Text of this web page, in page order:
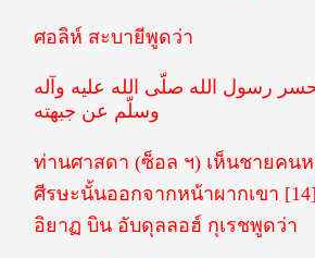
ศอลิห์ สะบายีพูดว่า
رسول الله صلّى الله عليه وآله
وسلّم عن جبهته
ท่านศาสดา (ซ็อล ฯ) เห็นชายคน
ศีรษะนั้นออกจากหน้าผากเขา
อิยาฏ บิน อับดุลลอฮ์ กุเรชพูดว่า